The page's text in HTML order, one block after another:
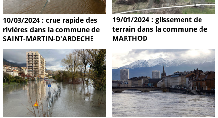
10/03/2024 : crue rapide des
rivières dans la commune de
SAINT-MARTIN-D'ARDECHE
19/01/2024 : glissement de
terrain dans la commune de
MARTHOD